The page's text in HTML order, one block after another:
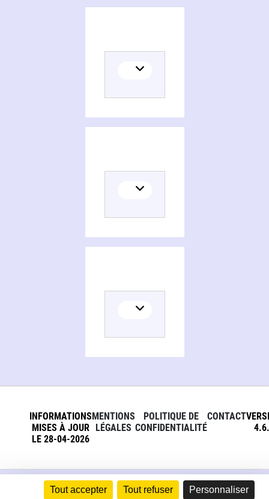
Tout accepter Tout refuser Personnaliser
INFORMATIONS
MISES À JOUR
LE 28-04-2026
MENTIONS
LÉGALES
POLITIQUE DE
CONFIDENTIALITÉ
CONTACT